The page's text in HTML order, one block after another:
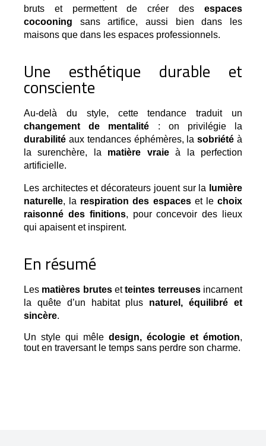
bruts et permettent de créer des espaces
cocooning sans artifice, aussi bien dans les
maisons que dans les espaces professionnels.
Une esthétique durable et
consciente
changement de mentalité
durabilité aux tendances éphémères, la sobriété à
la surenchère, la matière vraie à la perfection
artificielle.
Les architectes et décorateurs jouent sur la
lumière
naturelle, la respiration des espaceset lechoix
raisonné des finitions, pour concevoir des lieux
qui apaisent et inspirent.
En résumé
Les matières brutes et teintes terreuses incarnent
la quête d’un habitat plus naturel, équilibré et
sincère.
Un style qui mêle design, écologie et émotion,
tout en traversant le temps sans perdre son charme.